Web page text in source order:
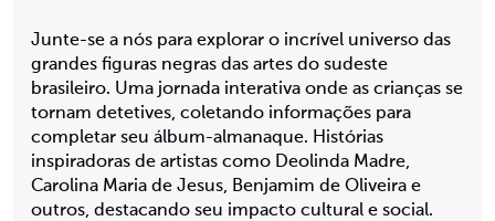
Junte-se a nós para explorar o incrível universo das
grandes figuras negras das artes do sudeste
brasileiro. Uma jornada interativa onde as crianças se
tornam detetives, coletando informações para
completar seu álbum-almanaque. Histórias
inspiradoras de artistas como Deolinda Madre,
Carolina Maria de Jesus, Benjamim de Oliveira e
outros, destacando seu impacto cultural e social.